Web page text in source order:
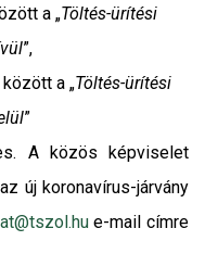
a „Töltés-ürítési
”,
a „Töltés-ürítési
”
A közös képviselet
új koronavírus-járvány
e-mail címre